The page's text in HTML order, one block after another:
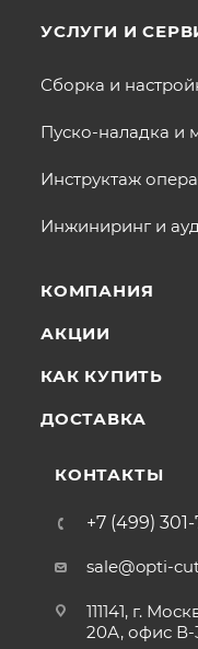
УСЛУГИ И
Сборка и
Пуско-наладка и
Инструктаж
Инжиниринг и
КОМПАНИЯ
АКЦИИ
КАК КУПИТЬ
ДОСТАВКА
КОНТАКТЫ
+7 (499)
sale@opti-
111141, г.
20А, офис В-